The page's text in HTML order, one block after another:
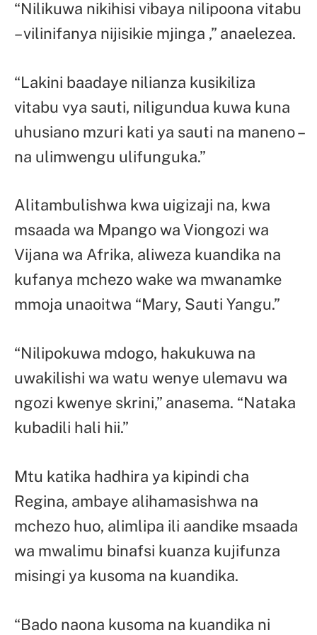
“Nilikuwa nikihisi vibaya nilipoona vitabu
– vilinifanya nijisikie mjinga ,” anaelezea.
“Lakini baadaye nilianza kusikiliza
vitabu vya sauti, niligundua kuwa kuna
uhusiano mzuri kati ya sauti na maneno –
na ulimwengu ulifunguka.”
Alitambulishwa kwa uigizaji na, kwa
msaada wa Mpango wa Viongozi wa
Vijana wa Afrika, aliweza kuandika na
kufanya mchezo wake wa mwanamke
mmoja unaoitwa “Mary, Sauti Yangu.”
“Nilipokuwa mdogo, hakukuwa na
uwakilishi wa watu wenye ulemavu wa
ngozi kwenye skrini,” anasema. “Nataka
kubadili hali hii.”
Mtu katika hadhira ya kipindi cha
Regina, ambaye alihamasishwa na
mchezo huo, alimlipa ili aandike msaada
wa mwalimu binafsi kuanza kujifunza
misingi ya kusoma na kuandika.
“Bado naona kusoma na kuandika ni